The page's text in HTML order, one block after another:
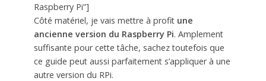
Raspberry Pi”]
Côté matériel, je vais mettre à profit une
ancienne version du Raspberry Pi. Amplement
suffisante pour cette tâche, sachez toutefois que
ce guide peut aussi parfaitement s’appliquer à une
autre version du RPi.